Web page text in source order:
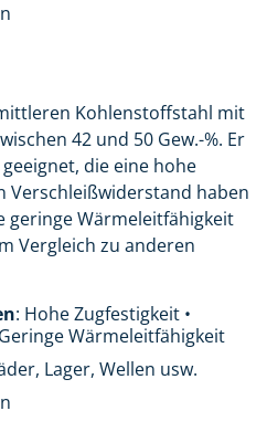
Kohlenstoffstahl mit
42 und 50 Gew.-%. Er
die eine hohe
Verschleißwiderstand haben
geringe Wärmeleitfähigkeit
Vergleich zu anderen
: Hohe Zugfestigkeit •
Wärmeleitfähigkeit
Lager, Wellen usw.